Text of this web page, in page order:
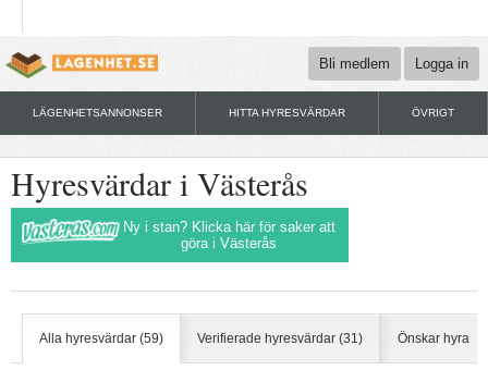
Bli medlem Logga in
LÄGENHETSANNONSER HITTA HYRESVÄRDAR ÖVRIGT
Hyresvärdar i Västerås
Ny i stan? Klicka här för saker att
göra i Västerås
Alla hyresvärdar (59) Verifierade hyresvärdar (31) Önskar hyra